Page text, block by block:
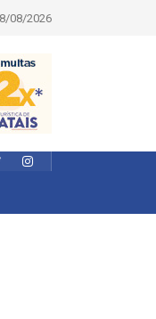
08/2026